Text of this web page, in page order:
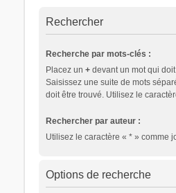
Rechercher
Recherche par mots-clés :
Placez un +devant un mot qui
Saisissez une suite de mots
doit être trouvé. Utilisez le
Rechercher par auteur :
Utilisez le caractère « * » comme
Options de recherche